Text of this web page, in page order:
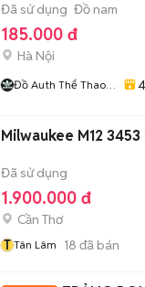
Đã sử dụng Đồ nam
185.000 đ
Hà Nội
Đồ Auth Thể Thao
Milwaukee M12 3453
Đã sử dụng
1.900.000 đ
Cần Thơ
T Tân Lâm 18 đã bán